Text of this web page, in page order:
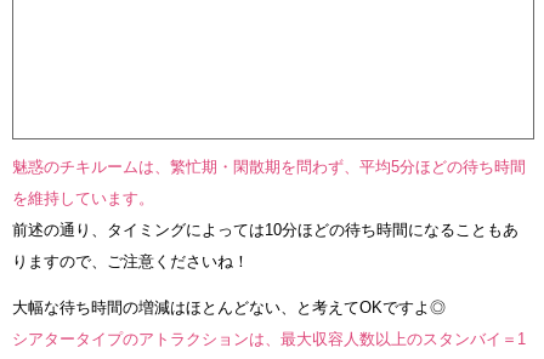
魅惑のチキルームは、繁忙期・閑散期を問わず、平均5分ほどの待ち時間
を維持しています。
前述の通り、タイミングによっては10分ほどの待ち時間になることもあ
りますので、ご注意くださいね！
大幅な待ち時間の増減はほとんどない、と考えてOKですよ◎
シアタータイプのアトラクションは、最大収容人数以上のスタンバイ＝1